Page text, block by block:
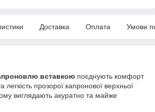
Доставка Оплата Умови
вставкою поєднують комфорт
легкість прозорої капронової верхньої
виглядають акуратно та майже